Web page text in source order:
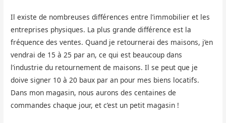
Il existe de nombreuses différences entre l’immobilier et les
entreprises physiques. La plus grande différence est la
fréquence des ventes. Quand je retournerai des maisons, j’en
vendrai de 15 à 25 par an, ce qui est beaucoup dans
l’industrie du retournement de maisons. Il se peut que je
doive signer 10 à 20 baux par an pour mes biens locatifs.
Dans mon magasin, nous aurons des centaines de
commandes chaque jour, et c’est un petit magasin !